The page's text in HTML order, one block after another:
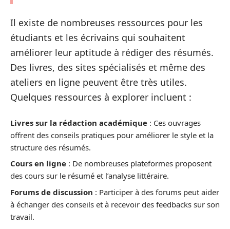
Il existe de nombreuses ressources pour les
étudiants et les écrivains qui souhaitent
améliorer leur aptitude à rédiger des résumés.
Des livres, des sites spécialisés et même des
ateliers en ligne peuvent être très utiles.
Quelques ressources à explorer incluent :
Livres sur la rédaction académique : Ces ouvrages
offrent des conseils pratiques pour améliorer le style et la
structure des résumés.
Cours en ligne : De nombreuses plateformes proposent
des cours sur le résumé et l’analyse littéraire.
Forums de discussion : Participer à des forums peut aider
à échanger des conseils et à recevoir des feedbacks sur son
travail.